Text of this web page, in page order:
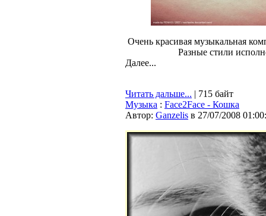
Очень красивая музыкальная
Разные стили
Далее...
Читать дальше... | 715 байт
Музыка : Face2Face - Кошка
Автор: Ganzelis в 27/07/2008